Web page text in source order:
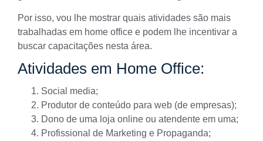
Por isso, vou lhe mostrar quais atividades são mais
trabalhadas em home office e podem lhe incentivar a
buscar capacitações nesta área.
Atividades em Home Office:
Social media;
Produtor de conteúdo para web (de empresas);
Dono de uma loja online ou atendente em uma;
Profissional de Marketing e Propaganda;